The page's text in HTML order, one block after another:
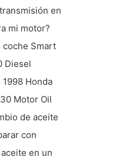
o qué tan bien fluye
en
mi motor?
coche Smart
Diesel
Honda
Motor Oil
de aceite
con
en un